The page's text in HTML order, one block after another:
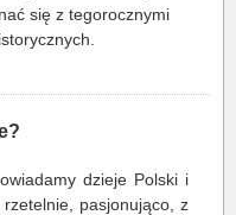
się z tegorocznymi
dzieje Polski i
pasjonująco, z